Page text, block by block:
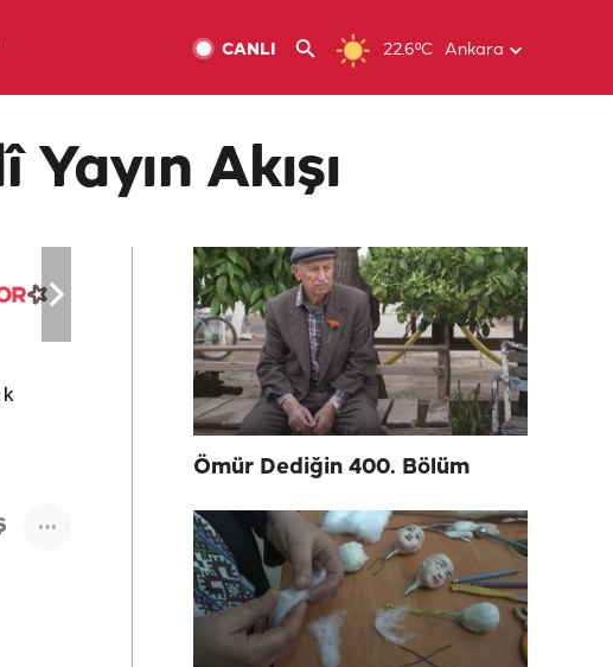
22.6ºC Ankara
CANLI
Akışı
Ömür Dediğin 400. Bölüm